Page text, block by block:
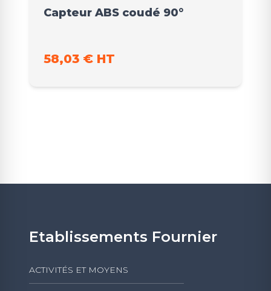
Capteur ABS coudé 90°
58,03 € HT
Etablissements Fournier
ACTIVITÉS ET MOYENS